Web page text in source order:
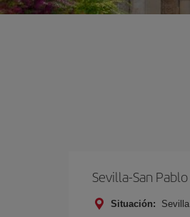
Sevilla-San Pablo
Situación: Sevilla